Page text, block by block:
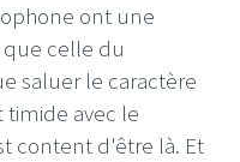
ont une
celle du
saluer le caractère
timide avec le
content d'être là. Et